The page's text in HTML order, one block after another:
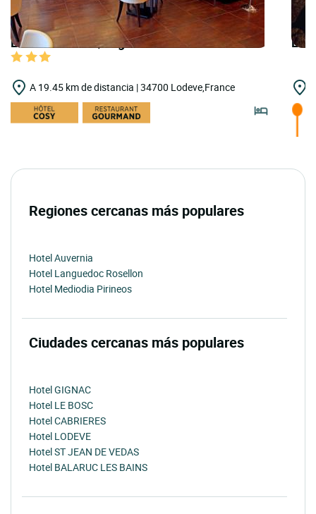
LOGIS HOTELS | Logis Hôtel de la Paix
A 19.45 km de distancia | 34700 Lodeve,France
Regiones cercanas más populares
Hotel Auvernia
Hotel Languedoc Rosellon
Hotel Mediodia Pirineos
Ciudades cercanas más populares
Hotel GIGNAC
Hotel LE BOSC
Hotel CABRIERES
Hotel LODEVE
Hotel ST JEAN DE VEDAS
Hotel BALARUC LES BAINS